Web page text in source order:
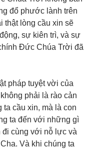
đổ phước lành trên
thật lòng cầu xin sẽ
sự kiên trì, và sự
Đức Chúa Trời đã
pháp tuyệt vời của
phải là rào cản
cầu xin, mà là con
ta đến với những gì
đi cùng với nỗ lực và
Và khi chúng ta